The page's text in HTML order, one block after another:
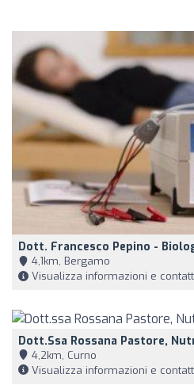
Dott. Francesco Pepino -
4,1km, Bergamo
Visualizza informazioni e
Dott.ssa Rossana Pastore,
4,2km, Curno
Visualizza informazioni e